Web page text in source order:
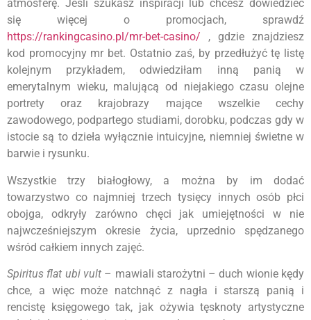
atmosferę. Jeśli szukasz inspiracji lub chcesz dowiedzieć
się więcej o promocjach, sprawdź
https://rankingcasino.pl/mr-bet-casino/ , gdzie znajdziesz
kod promocyjny mr bet. Ostatnio zaś, by przedłużyć tę listę
kolejnym przykładem, odwiedziłam inną panią w
emerytalnym wieku, malującą od niejakiego czasu olejne
portrety oraz krajobrazy mające wszelkie cechy
zawodowego, podpartego studiami, dorobku, podczas gdy w
istocie są to dzieła wyłącznie intuicyjne, niemniej świetne w
barwie i rysunku.
Wszystkie trzy białogłowy, a można by im dodać
towarzystwo co najmniej trzech tysięcy innych osób płci
obojga, odkryły zarówno chęci jak umiejętności w nie
najwcześniejszym okresie życia, uprzednio spędzanego
wśród całkiem innych zajęć.
Spiritus flat ubi vult– mawiali starożytni – duch wionie kędy
chce, a więc może natchnąć z nagła i starszą panią i
rencistę księgowego tak, jak ożywia tęsknoty artystyczne